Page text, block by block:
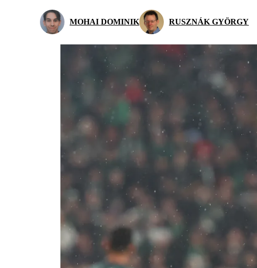
MOHAI DOMINIK RUSZNÁK GYÖRGY